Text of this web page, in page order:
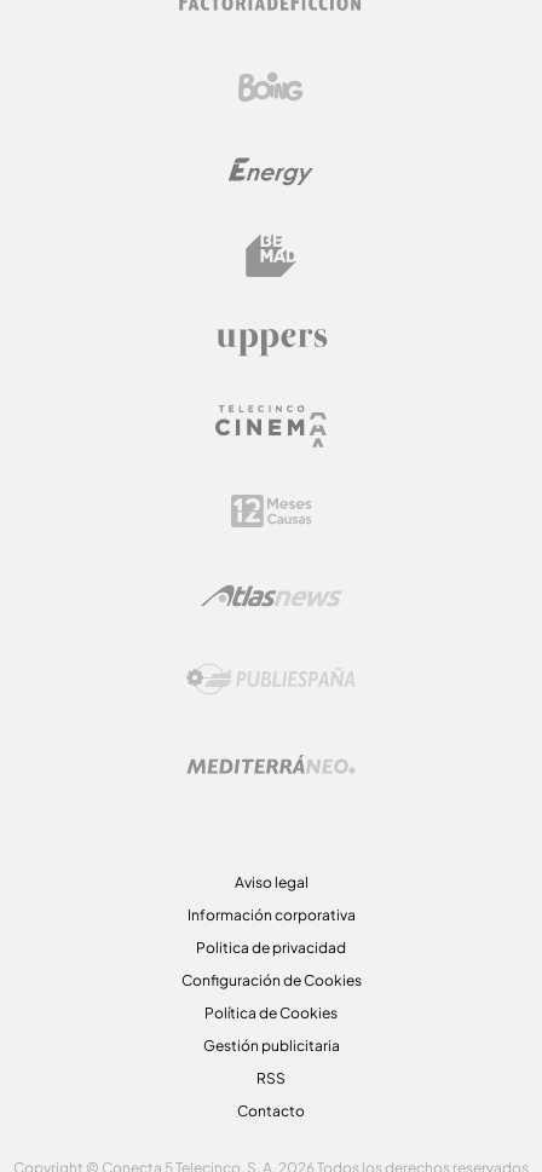
Aviso legal
Información corporativa
Politica de privacidad
Configuración de Cookies
Política de Cookies
Gestión publicitaria
RSS
Contacto
Copyright © Conecta 5 Telecinco, S. A. 2026 Todos los derechos reservados